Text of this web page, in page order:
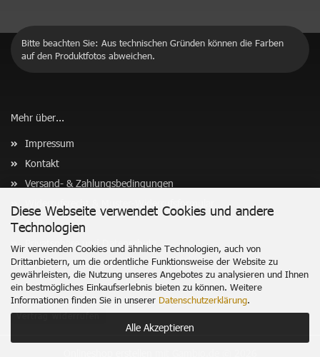
Diese Webseite verwendet Cookies und andere
Technologien
Wir verwenden Cookies und ähnliche Technologien, auch von
Drittanbietern, um die ordentliche Funktionsweise der Website zu
gewährleisten, die Nutzung unseres Angebotes zu analysieren und Ihnen
ein bestmögliches Einkaufserlebnis bieten zu können. Weitere
Informationen finden Sie in unserer Datenschutzerklärung.
Alle Akzeptieren
Bitte beachten Sie: Aus technischen Gründen können die Farben
auf den Produktfotos abweichen.
Mehr über...
Impressum
Kontakt
Versand- & Zahlungsbedingungen
Widerrufsrecht & Muster-Widerrufsformular
AGB
Privatsphäre und Datenschutz
Cookie Einstellungen
Vertrag widerrufen